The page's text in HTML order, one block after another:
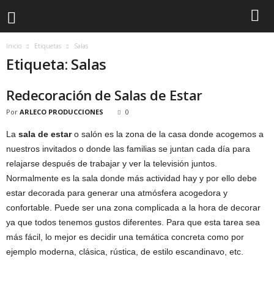
Inicio Etiquetas Salas
Etiqueta: Salas
Redecoración de Salas de Estar
Por ARLECO PRODUCCIONES 0
La sala de estaro salón es la zona de la casa donde acogemos a
nuestros invitados o donde las familias se juntan cada día para
relajarse después de trabajar y ver la televisión juntos.
Normalmente es la sala donde más actividad hay y por ello debe
estar decorada para generar una atmósfera acogedora y
confortable. Puede ser una zona complicada a la hora de decorar
ya que todos tenemos gustos diferentes. Para que esta tarea sea
más fácil, lo mejor es decidir una temática concreta como por
ejemplo moderna, clásica, rústica, de estilo escandinavo, etc.